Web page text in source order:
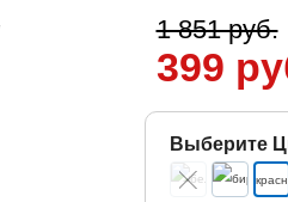
1 851 руб.
399
Выберите